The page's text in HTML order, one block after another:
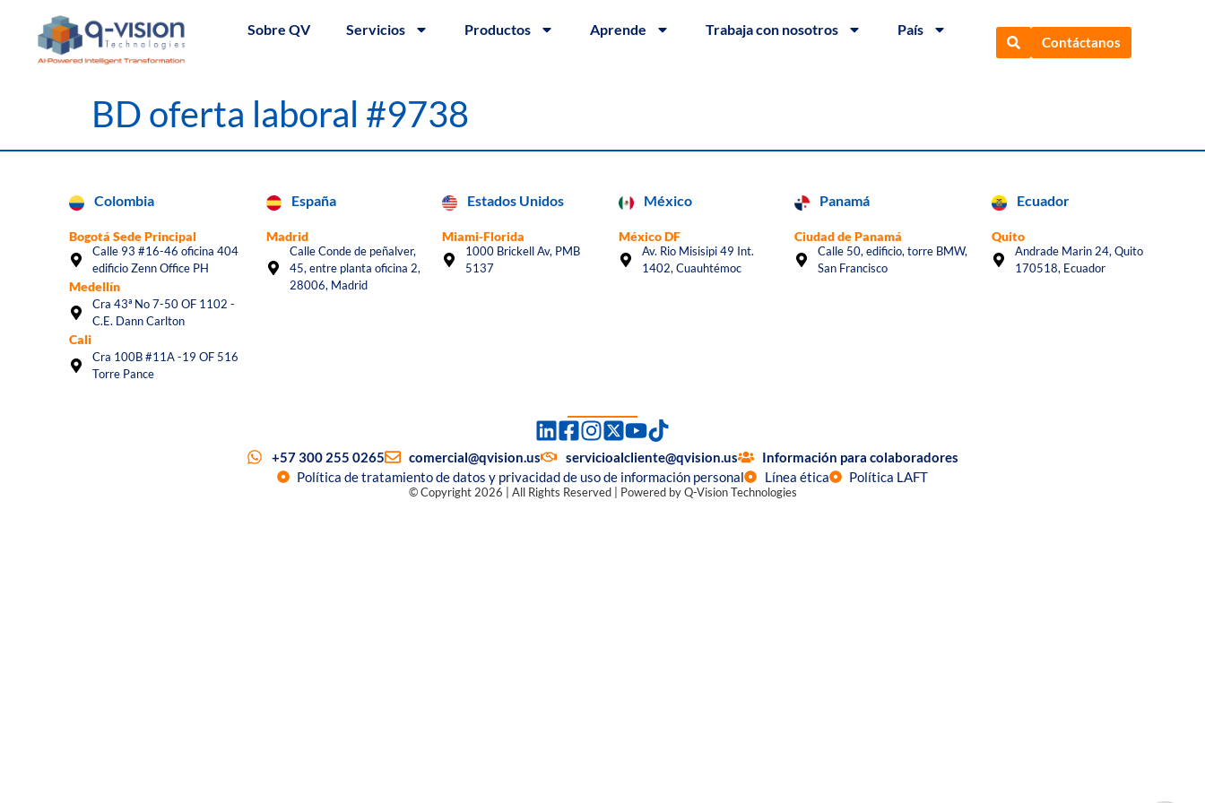
Sobre QV Servicios Productos Aprende Trabaja con nosotros País
Contáctanos
BD oferta laboral #9738
Colombia
Bogotá Sede Principal
Calle 93 #16-46 oficina 404
edificio Zenn Office PH
Medellín
Cra 43ª No 7-50 OF 1102 -
C.E. Dann Carlton
Cali
Cra 100B #11A -19 OF 516
Torre Pance
España
Madrid
Calle Conde de peñalver,
45, entre planta oficina 2,
28006, Madrid
Estados Unidos
Miami-Florida
1000 Brickell Av, PMB
5137
México
México DF
Av. Rio Misisipi 49 Int.
1402, Cuauhtémoc
Panamá
Ciudad de Panamá
Calle 50, edificio, torre BMW,
San Francisco
Ecuador
Quito
Andrade Marin 24, Quito
170518, Ecuador
+57 300 255 0265 comercial@qvision.us servicioalcliente@qvision.us
Información para colaboradores
Política de tratamiento de datos y privacidad de uso de información personal
Línea ética Política LAFT
© Copyright 2026 | All Rights Reserved | Powered by Q-Vision Technologies